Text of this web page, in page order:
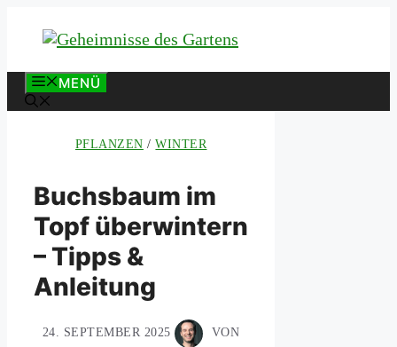
Inhalt
MENÜ
PFLANZEN /WINTER
Buchsbaum im
Topf überwintern
– Tipps &
Anleitung
24. SEPTEMBER 2025
VON